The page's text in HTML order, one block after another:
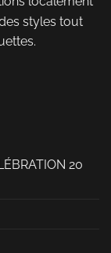
styles tout
20